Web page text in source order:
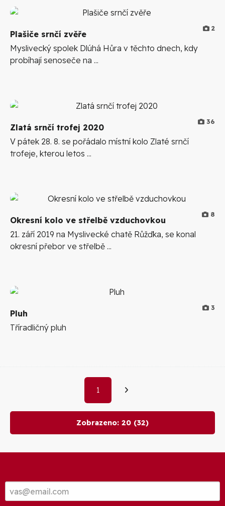
2
Plašiče srnčí zvěře
Myslivecký spolek Dlúhá Hůra v těchto dnech, kdy
probíhají senoseče na ...
36
Zlatá srnčí trofej 2020
V pátek 28. 8. se pořádalo místní kolo Zlaté srnčí
trofeje, kterou letos ...
8
Okresní kolo ve střelbě vzduchovkou
21. září 2019 na Myslivecké chatě Růžďka, se konal
okresní přebor ve střelbě ...
3
Pluh
Tříradličný pluh
1
Zobrazeno: 20 (32)